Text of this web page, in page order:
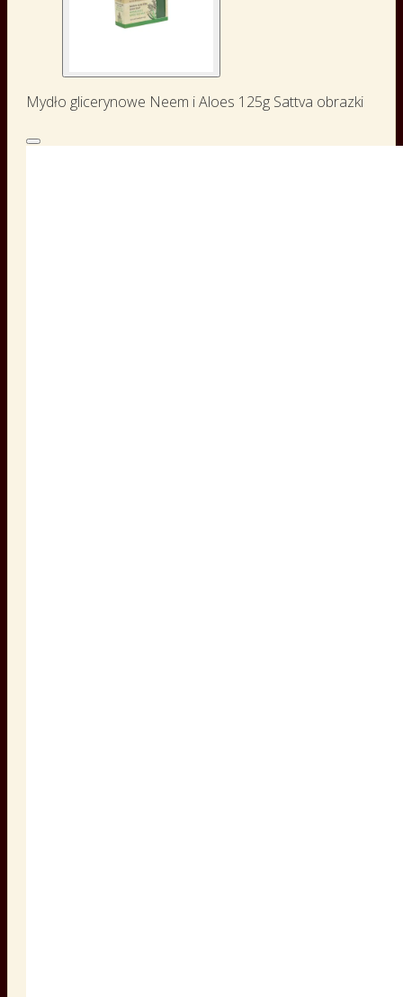
Mydło glicerynowe Neem i Aloes 125g Sattva obrazki